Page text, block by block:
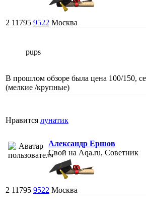
2 11795 9522 Москва
pups
В прошлом обзоре была цена 100/150,
(мелкие /крупные)
Нравится лунатик
Александр Ершов
Свой на Aqa.ru, Советник
2 11795 9522 Москва